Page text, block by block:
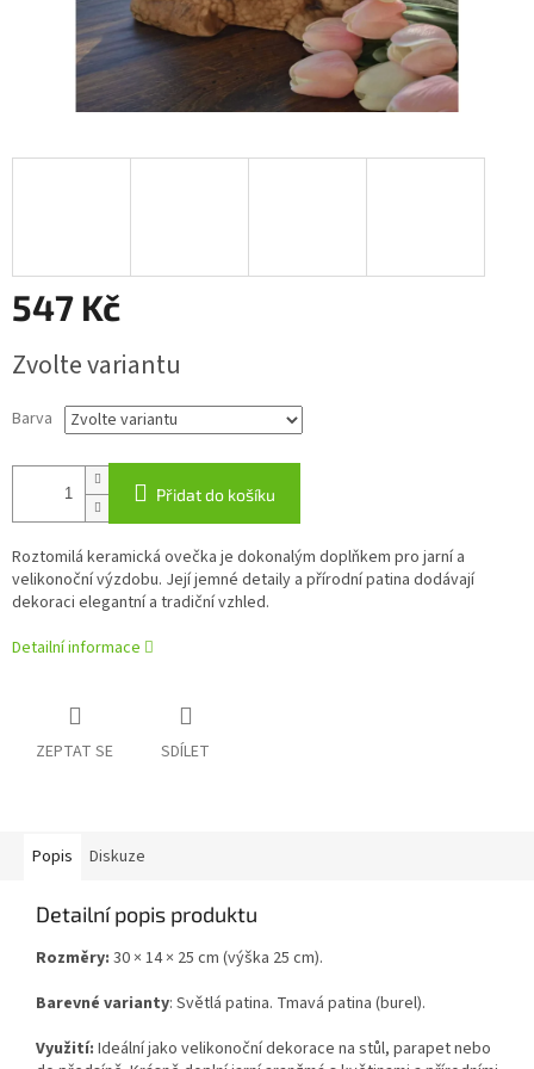
547 Kč
cena:
Zvolte variantu
Barva
Přidat do košíku
Roztomilá keramická ovečka je dokonalým doplňkem pro jarní a
velikonoční výzdobu. Její jemné detaily a přírodní patina dodávají
dekoraci elegantní a tradiční vzhled.
Detailní informace
ZEPTAT SE SDÍLET
Popis Diskuze
Detailní popis produktu
Rozměry: 30 × 14 × 25 cm (výška 25 cm).
Barevné varianty: Světlá patina. Tmavá patina (burel).
Využití: Ideální jako velikonoční dekorace na stůl, parapet nebo